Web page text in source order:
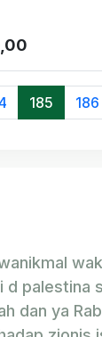
185 186
d palestina
dan ya